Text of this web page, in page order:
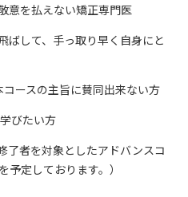
を払えない矯正専門医
して、手っ取り早く自身にと
ースの主旨に賛同出来ない方
びたい方
了者を対象としたアドバンスコ
予定しております。）